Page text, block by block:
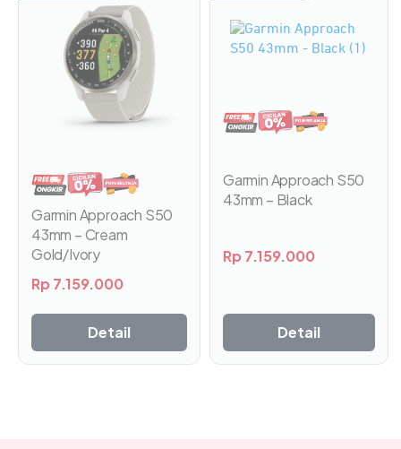
Garmin Approach S50
43mm – Cream
Gold/Ivory
Rp 7.159.000
Detail
Garmin Approach S50
43mm – Black
Rp 7.159.000
Detail